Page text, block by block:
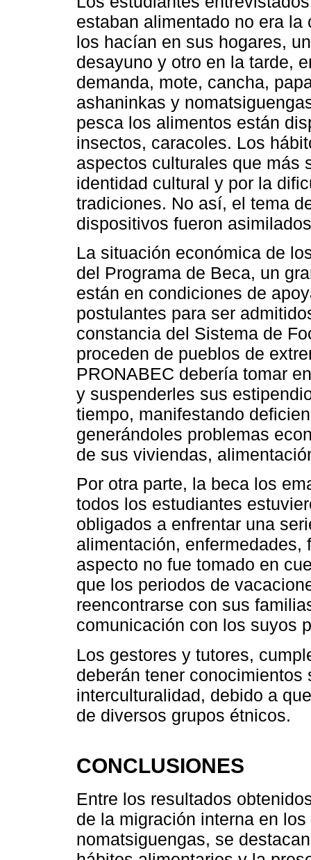
estaban alimentado no era
los hacían en sus hogares,
desayuno y otro en la tarde,
demanda, mote, cancha,
ashaninkas y
pesca los alimentos están
insectos, caracoles. Los
aspectos culturales que más
identidad cultural y por la
tradiciones. No así, el tema
dispositivos fueron
La situación económica de
del Programa de Beca, un
están en condiciones de
postulantes para ser
constancia del Sistema de
proceden de pueblos de
PRONABEC debería tomar
y suspenderles sus
tiempo, manifestando
generándoles problemas
de sus viviendas,
Por otra parte, la beca los
todos los estudiantes
obligados a enfrentar una
alimentación,
aspecto no fue tomado en
que los periodos de
reencontrarse con sus
comunicación con los suyos
Los gestores y tutores,
deberán tener conocimientos
interculturalidad, debido a
de diversos grupos étnicos.
CONCLUSIONES
Entre los resultados
de la migración interna en
nomatsiguengas, se